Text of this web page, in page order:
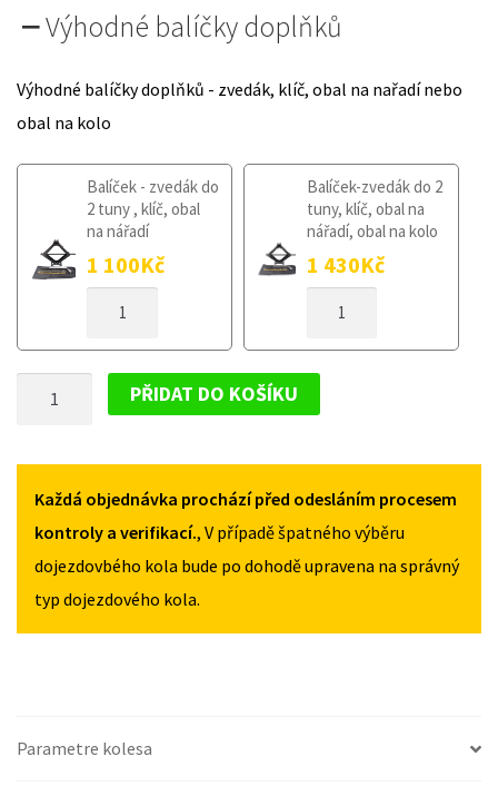
Výhodné balíčky doplňků
Výhodné balíčky doplňků - zvedák, klíč, obal na nařadí nebo
obal na kolo
Balíček - zvedák do
2 tuny , klíč, obal
na nářadí
1 100Kč
KOLO
OD
Balíček-zvedák do 2
tuny, klíč, obal na
nářadí, obal na kolo
1 430Kč
KOLO
OD
CLA
C117
OD
125/80R17
MNOŽSTVÍ
PŘIDAT DO KOŠÍKU
Každá objednávka prochází před odesláním procesem
kontroly a verifikací., V případě špatného výběru
dojezdovbého kola bude po dohodě upravena na správný
typ dojezdového kola.
Parametre kolesa